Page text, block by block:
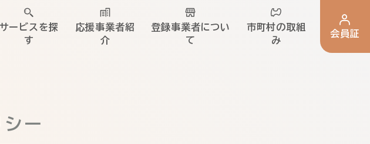
サービスを探
す
応援事業者紹
介
登録事業者につい
て
市町村の取組
み
会員証
ー